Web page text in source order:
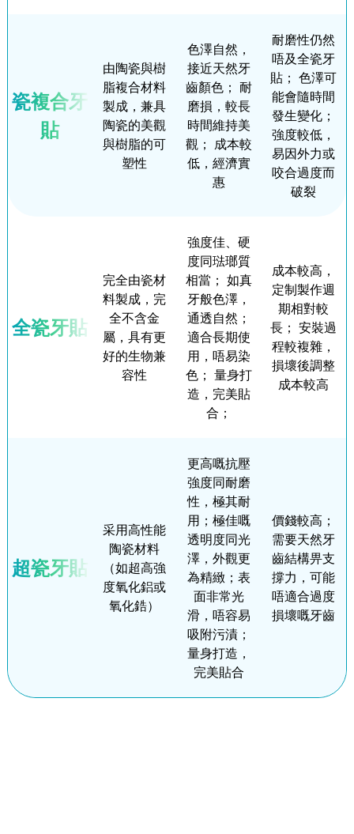
瓷複合牙
貼
由陶瓷與樹
脂複合材料
製成，兼具
陶瓷的美觀
與樹脂的可
塑性
色澤自然，
接近天然牙
齒顏色； 耐
磨損，較長
時間維持美
觀； 成本較
低，經濟實
惠
耐磨性仍然
唔及全瓷牙
貼； 色澤可
能會隨時間
發生變化；
強度較低，
易因外力或
咬合過度而
破裂
全瓷牙貼
完全由瓷材
料製成，完
全不含金
屬，具有更
好的生物兼
容性
強度佳、硬
度同琺瑯質
相當； 如真
牙般色澤，
通透自然；
適合長期使
用，唔易染
色； 量身打
造，完美貼
合；
成本較高，
定制製作週
期相對較
長； 安裝過
程較複雜，
損壞後調整
成本較高
超瓷牙貼
采用高性能
陶瓷材料
（如超高強
度氧化鋁或
氧化鋯）
更高嘅抗壓
強度同耐磨
性，極其耐
用；極佳嘅
透明度同光
澤，外觀更
為精緻；表
面非常光
滑，唔容易
吸附污漬；
量身打造，
完美貼合
價錢較高；
需要天然牙
齒結構畀支
撐力，可能
唔適合過度
損壞嘅牙齒